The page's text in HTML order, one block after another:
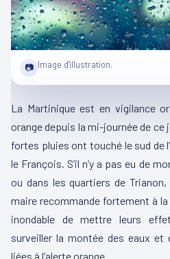
📷 Image d'illustration.
La Martinique est en vigilance
orange depuis la mi-journée de ce
fortes pluies ont touché le sud de
le François. S’il n’y a pas eu de
ou dans les quartiers de Trianon,
maire recommande fortement à
inondable de mettre leurs
surveiller la montée des eaux et
liées à l’alerte orange.